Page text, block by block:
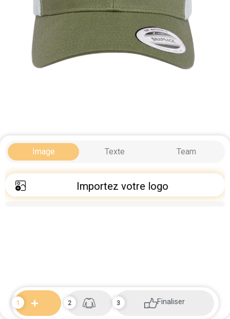
Finaliser
Image Texte Team
Importez votre logo